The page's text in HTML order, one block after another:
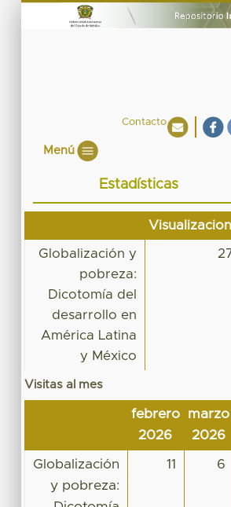
Contacto
Menú
Estadísticas
Globalización y
pobreza:
Dicotomía del
desarrollo en
América Latina
y México
Visitas al mes
febrero
2026
marzo
2026
Globalización
y pobreza:
11 6